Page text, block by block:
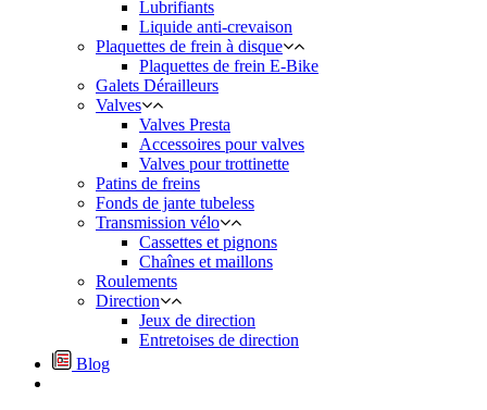
Lubrifiants
Liquide anti-crevaison
Plaquettes de frein à disque
Plaquettes de frein E-Bike
Galets Dérailleurs
Valves
Valves Presta
Accessoires pour valves
Valves pour trottinette
Patins de freins
Fonds de jante tubeless
Transmission vélo
Cassettes et pignons
Chaînes et maillons
Roulements
Direction
Jeux de direction
Entretoises de direction
Blog